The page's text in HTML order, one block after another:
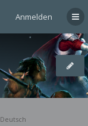
Anmelden
Deutsch